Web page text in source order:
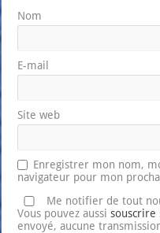
Nom
E-mail
Site web
Enregistrer mon nom,
navigateur pour mon
Me notifier de tout
Vous pouvez aussisouscrire
envoyé, aucune